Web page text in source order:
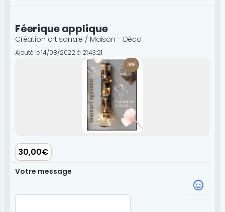
Féerique applique
Création artisanale / Maison - Déco
Ajouté le 14/08/2022 à 21:43:21
30,00€
Votre message